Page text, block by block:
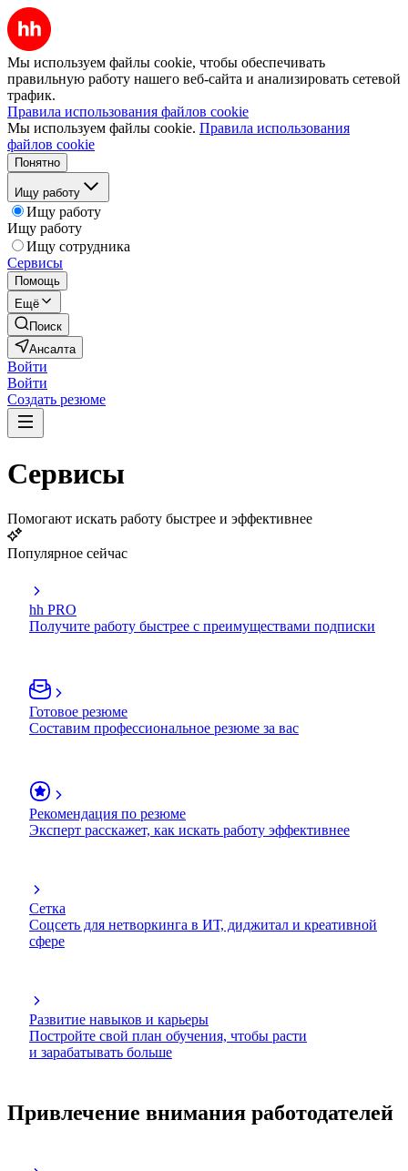
Мы используем файлы cookie, чтобы обеспечивать
правильную работу нашего веб-сайта и анализировать сетевой
трафик.
Правила использования файлов cookie
Мы используем файлы cookie. Правила использования
файлов cookie
Понятно
Ищу работу
Ищу работу
Ищу работу
Ищу сотрудника
Сервисы
Помощь
Ещё
Поиск
Ансалта
Войти
Войти
Создать резюме
Сервисы
Помогают искать работу быстрее и эффективнее
Популярное сейчас
hh PRO
Получите работу быстрее с преимуществами подписки
Готовое резюме
Составим профессиональное резюме за вас
Рекомендация по резюме
Эксперт расскажет, как искать работу эффективнее
Сетка
Соцсеть для нетворкинга в ИТ, диджитал и креативной
сфере
Развитие навыков и карьеры
Постройте свой план обучения, чтобы расти
и зарабатывать больше
Привлечение внимания работодателей